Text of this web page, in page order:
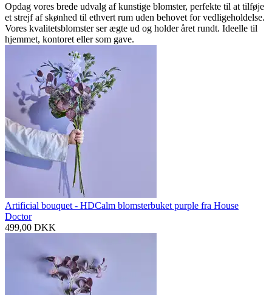
Opdag vores brede udvalg af kunstige blomster, perfekte til at tilføje
et strejf af skønhed til ethvert rum uden behovet for vedligeholdelse.
Vores kvalitetsblomster ser ægte ud og holder året rundt. Ideelle til
hjemmet, kontoret eller som gave.
Artificial bouquet - HDCalm blomsterbuket purple fra House
Doctor
499,00 DKK